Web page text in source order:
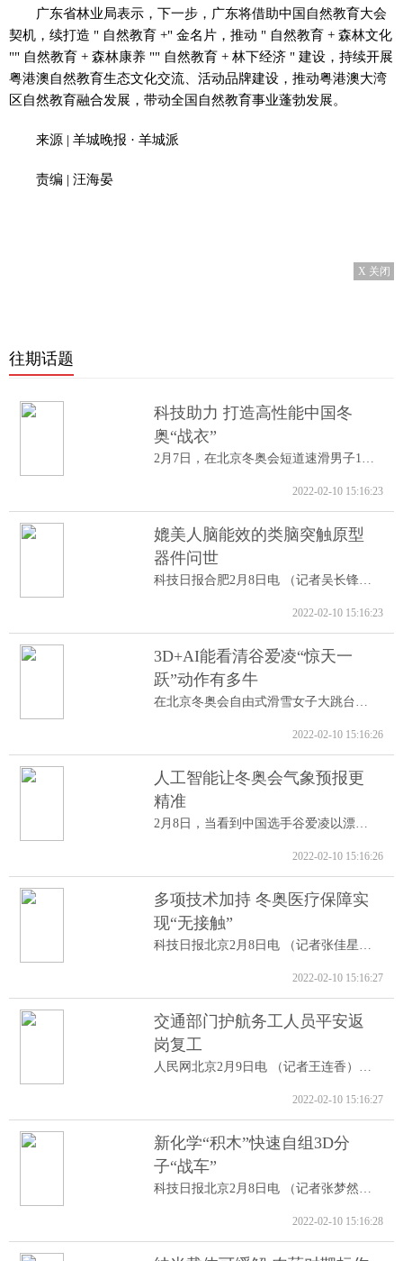
广东省林业局表示，下一步，广东将借助中国自然教育大会
契机，续打造 " 自然教育 +" 金名片，推动 " 自然教育 + 森林文化
"" 自然教育 + 森林康养 "" 自然教育 + 林下经济 " 建设，持续开展
粤港澳自然教育生态文化交流、活动品牌建设，推动粤港澳大湾
区自然教育融合发展，带动全国自然教育事业蓬勃发展。
来源 | 羊城晚报 · 羊城派
责编 | 汪海晏
X 关闭
往期话题
科技助力 打造高性能中国冬
奥“战衣”
2月7日，在北京冬奥会短道速滑男子1000米A...
2022-02-10 15:16:23
媲美人脑能效的类脑突触原型
器件问世
科技日报合肥2月8日电 （记者吴长锋）8日...
2022-02-10 15:16:23
3D+AI能看清谷爱凌“惊天一
跃”动作有多牛
在北京冬奥会自由式滑雪女子大跳台决赛中...
2022-02-10 15:16:26
人工智能让冬奥会气象预报更
精准
2月8日，当看到中国选手谷爱凌以漂亮的高...
2022-02-10 15:16:26
多项技术加持 冬奥医疗保障实
现“无接触”
科技日报北京2月8日电 （记者张佳星）记...
2022-02-10 15:16:27
交通部门护航务工人员平安返
岗复工
人民网北京2月9日电 （记者王连香）记者...
2022-02-10 15:16:27
新化学“积木”快速自组3D分
子“战车”
科技日报北京2月8日电 （记者张梦然）据...
2022-02-10 15:16:28